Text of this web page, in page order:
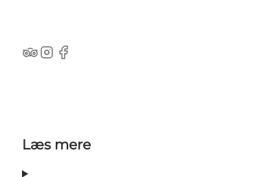
TripAdvisor
Instagram
Facebook
Læs mere